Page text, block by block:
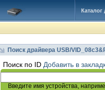
Каталог
Поиск драйвера USB/
Поиск по ID Добавить в
Введите имя устройства,